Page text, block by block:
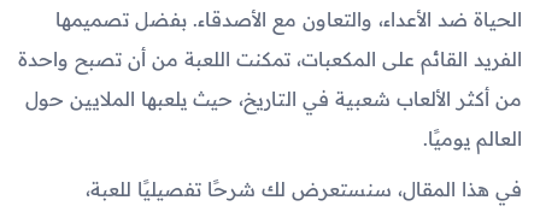
الحياة ضد الأعداء، والتعاون مع الأصدقاء. بفضل تصميمها
الفريد القائم على المكعبات، تمكنت اللعبة من أن تصبح واحدة
من أكثر الألعاب شعبية في التاريخ، حيث يلعبها الملايين حول
العالم يوميًا.
في هذا المقال، سنستعرض لك شرحًا تفصيليًا للعبة،